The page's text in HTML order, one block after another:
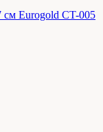
см Eurogold CT-005